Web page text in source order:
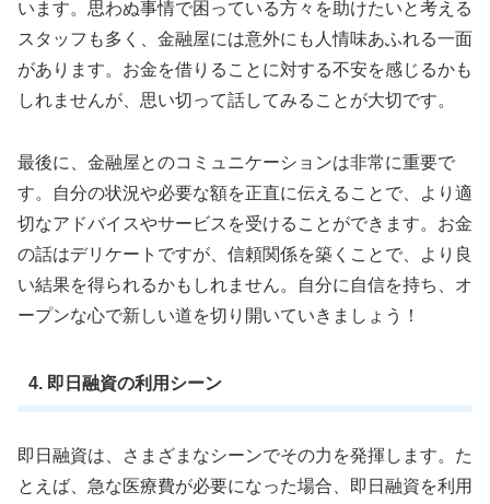
います。思わぬ事情で困っている方々を助けたいと考える
スタッフも多く、金融屋には意外にも人情味あふれる一面
があります。お金を借りることに対する不安を感じるかも
しれませんが、思い切って話してみることが大切です。
最後に、金融屋とのコミュニケーションは非常に重要で
す。自分の状況や必要な額を正直に伝えることで、より適
切なアドバイスやサービスを受けることができます。お金
の話はデリケートですが、信頼関係を築くことで、より良
い結果を得られるかもしれません。自分に自信を持ち、オ
ープンな心で新しい道を切り開いていきましょう！
4. 即日融資の利用シーン
即日融資は、さまざまなシーンでその力を発揮します。た
とえば、急な医療費が必要になった場合、即日融資を利用